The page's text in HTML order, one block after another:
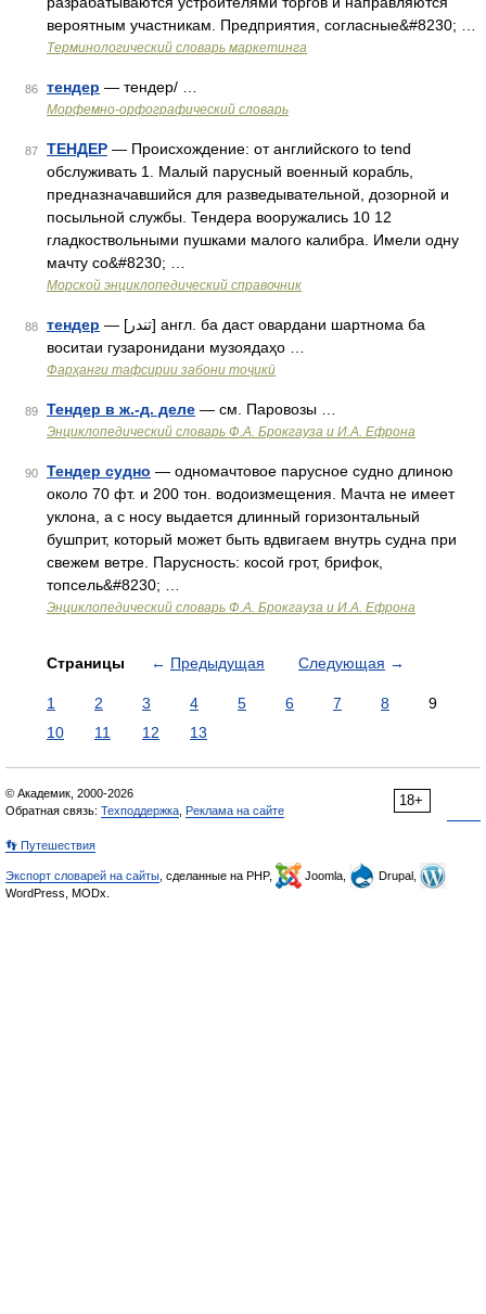
вероятным участникам. Предприятия, согласные&#8230; …
Терминологический словарь маркетинга
86 тендер — тендер/ …
Морфемно-орфографический словарь
87 ТЕНДЕР — Происхождение: от английского to tend
обслуживать 1. Малый парусный военный корабль,
предназначавшийся для разведывательной, дозорной и
посыльной службы. Тендера вооружались 10 12
гладкоствольными пушками малого калибра. Имели одну
мачту со&#8230; …
Морской энциклопедический справочник
88 тендер — [تندر] англ. ба даст овардани шартнома ба
воситаи гузаронидани музоядаҳо …
Фарҳанги тафсирии забони тоҷикӣ
89 Тендер в ж.-д. деле — см. Паровозы …
Энциклопедический словарь Ф.А. Брокгауза и И.А. Ефрона
90 Тендер судно — одномачтовое парусное судно длиною
около 70 фт. и 200 тон. водоизмещения. Мачта не имеет
уклона, а с носу выдается длинный горизонтальный
бушприт, который может быть вдвигаем внутрь судна при
свежем ветре. Парусность: косой грот, брифок,
топсель&#8230; …
Энциклопедический словарь Ф.А. Брокгауза и И.А. Ефрона
Страницы ← Предыдущая Следующая →
1 2 3 4 5 6 7 8
9
10
11 12 13
18+
© Академик, 2000-2026
Обратная связь: Техподдержка Реклама на сайте
👣 Путешествия
Экспорт словарей на сайты , сделанные на PHP, Joomla,
Drupal,
WordPress, MODx.